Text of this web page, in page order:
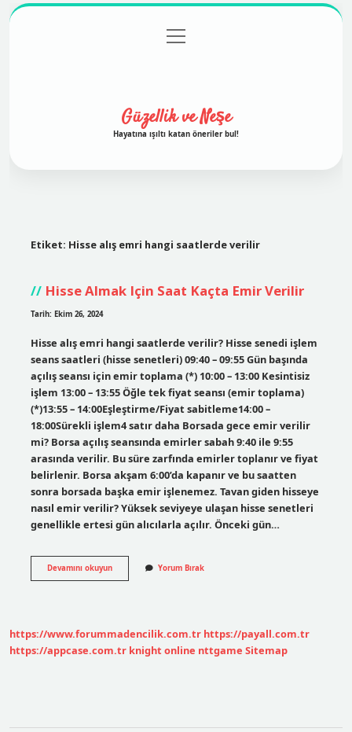
Gizlilik Politikası
menüyü
aç
Güzellik ve Neşe
Hayatına ışıltı katan öneriler bul!
Etiket: Hisse alış emri hangi saatlerde verilir
Hisse Almak Için Saat Kaçta Emir Verilir
Tarih: Ekim 26, 2024
Hisse alış emri hangi saatlerde verilir? Hisse senedi işlem
seans saatleri (hisse senetleri) 09:40 – 09:55 Gün başında
açılış seansı için emir toplama (*) 10:00 – 13:00 Kesintisiz
işlem 13:00 – 13:55 Öğle tek fiyat seansı (emir toplama)
(*)13:55 – 14:00Eşleştirme/Fiyat sabitleme14:00 –
18:00Sürekli işlem4 satır daha Borsada gece emir verilir
mi? Borsa açılış seansında emirler sabah 9:40 ile 9:55
arasında verilir. Bu süre zarfında emirler toplanır ve fiyat
belirlenir. Borsa akşam 6:00’da kapanır ve bu saatten
sonra borsada başka emir işlenemez. Tavan giden hisseye
nasıl emir verilir? Yüksek seviyeye ulaşan hisse senetleri
genellikle ertesi gün alıcılarla açılır. Önceki gün…
Devamını okuyunHisse
Almak
Verilir
Yorum Bırak
https://www.forummadencilik.com.tr https://payall.com.tr
https://appcase.com.tr knight online nttgame Sitemap